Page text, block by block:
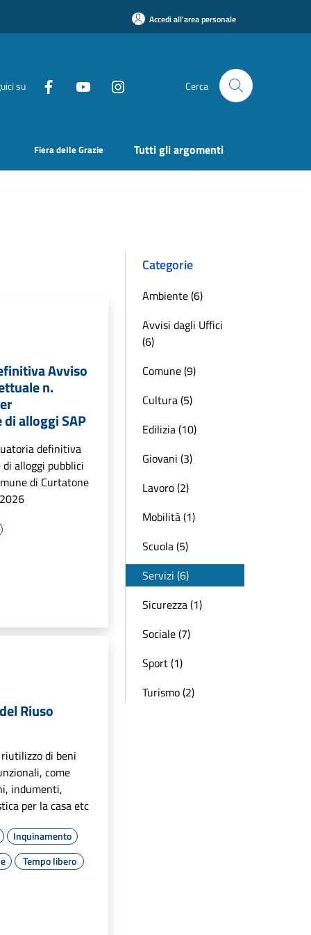
Accedi all'area personale
su Cerca
Fiera delle Grazie Tutti gli argomenti
Avviso
n.
alloggi SAP
definitiva
alloggi pubblici
di Curtatone
Riuso
di beni
come
indumenti,
per la casa etc
Inquinamento
Tempo libero
Categorie
Ambiente (6)
Avvisi dagli Uffici
(6)
Comune (9)
Cultura (5)
Edilizia (10)
Giovani (3)
Lavoro (2)
Mobilità (1)
Scuola (5)
Servizi (6)
Sicurezza (1)
Sociale (7)
Sport (1)
Turismo (2)